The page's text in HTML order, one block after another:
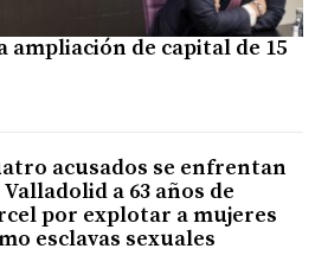
ampliación de capital de 15
acusados se enfrentan
Valladolid a 63 años de
por explotar a mujeres
esclavas sexuales